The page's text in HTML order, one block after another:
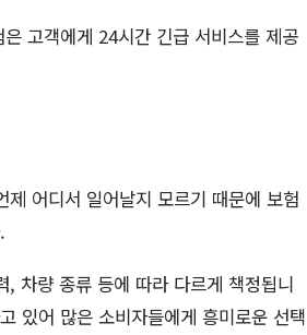
고객에게 24시간 긴급 서비스를 제공
어디서 일어날지 모르기 때문에 보험
차량 종류 등에 따라 다르게 책정됩니
있어 많은 소비자들에게 흥미로운 선택